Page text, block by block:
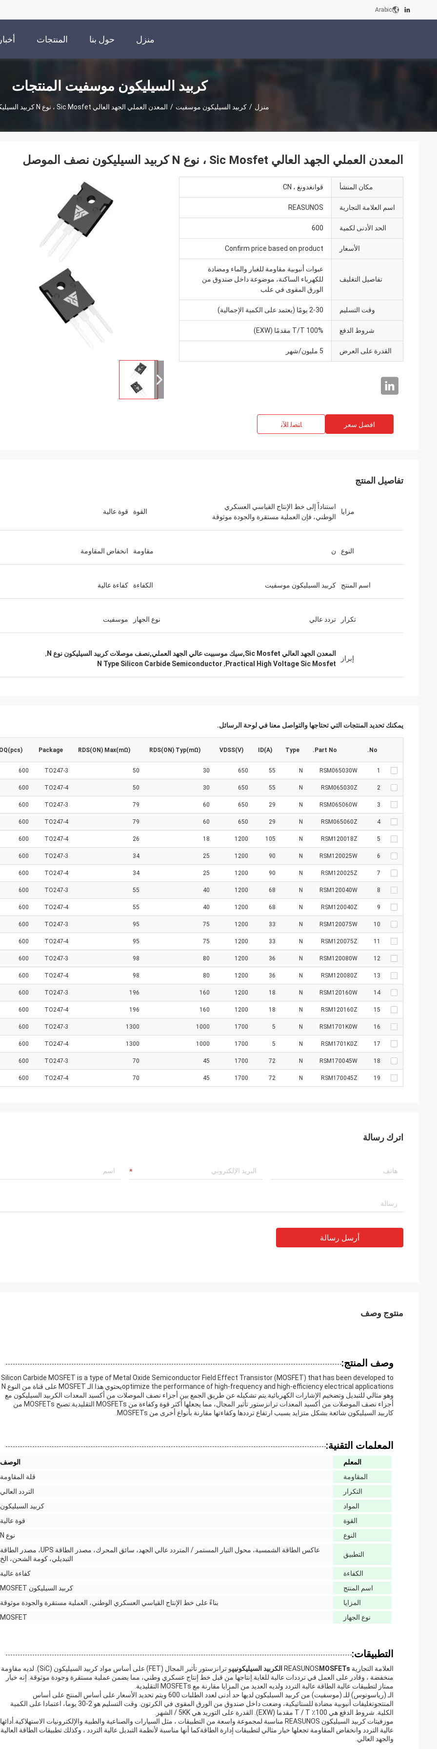
Arabic
منزل حول بنا المنتجات
كربيد السيليكون موسفيت المنتجات
منزل / كربيد السيليكون موسفيت / المعدن العملي الجهد العالي Sic Mosfet ، نوع N كربيد السيليكون نصف الموصل
المعدن العملي الجهد العالي Sic Mosfet ، نوع N كربيد السيليكون نصف الموصل
مكان المنشأ قوانغدونغ ، CN
اسم العلامة التجارية REASUNOS
الحد الأدنى لكمية 600
الأسعار Confirm price based on product
تفاصيل التغليف
عبوات أنبوبية مقاومة للغبار والماء ومضادة
للكهرباء الساكنة، موضوعة داخل صندوق من
الورق المقوى في علب
وقت التسليم 2-30 يومًا (يعتمد على الكمية الإجمالية)
شروط الدفع 100% T/T مقدمًا (EXW)
القدرة على العرض 5 مليون/شهر
افضل سعر ﺎﺘﺼﻟ ﺍﻶﻧ
تفاصيل المنتج
مزايا
استناداً إلى خط الإنتاج القياسي العسكري
الوطني، فإن العملية مستقرة والجودة موثوقة
القوة قوة عالية
النوع ن مقاومة انخفاض المقاومة
اسم المنتج كربيد السيليكون موسفيت الكفاءة كفاءة عالية
تكرار تردد عالي نوع الجهاز موسفيت
إبراز
المعدن الجهد العالي Sic Mosfet,سيك موسبيت عالي الجهد العملي,نصف موصلات كربيد السيليكون نوع N
,
Practical High Voltage Sic Mosfet
,
N Type Silicon Carbide Semiconductor
يمكنك تحديد المنتجات التي تحتاجها والتواصل معنا في لوحة الرسائل.
No.
Part No.
Type
ID(A)
VDSS(V)
RDS(ON) Typ(mΩ)
RDS(ON) Max(mΩ)
Package
1
RSM065030W
N
55
650
30
50
TO247-3
600
2
RSM065030Z
N
55
650
30
50
TO247-4
600
3
RSM065060W
N
29
650
60
79
TO247-3
600
4
RSM065060Z
N
29
650
60
79
TO247-4
600
5
RSM120018Z
N
105
1200
18
26
TO247-4
600
6
RSM120025W
N
90
1200
25
34
TO247-3
600
7
RSM120025Z
N
90
1200
25
34
TO247-4
600
8
RSM120040W
N
68
1200
40
55
TO247-3
600
9
RSM120040Z
N
68
1200
40
55
TO247-4
600
10
RSM120075W
N
33
1200
75
95
TO247-3
600
11
RSM120075Z
N
33
1200
75
95
TO247-4
600
12
RSM120080W
N
36
1200
80
98
TO247-3
600
13
RSM120080Z
N
36
1200
80
98
TO247-4
600
14
RSM120160W
N
18
1200
160
196
TO247-3
600
15
RSM120160Z
N
18
1200
160
196
TO247-4
600
16
RSM1701K0W
N
5
1700
1000
1300
TO247-3
600
17
RSM1701K0Z
N
5
1700
1000
1300
TO247-4
600
18
RSM170045W
N
72
1700
45
70
TO247-3
600
19
RSM170045Z
N
72
1700
45
70
TO247-4
600
اترك رسالة
أرسل رسالة
منتوج وصف
وصف المنتج:
Silicon Carbide MOSFET is a type of Metal Oxide Semiconductor Field Effect Transistor (MOSFET) that has been developed to
optimize the performance of high-frequency and high-efficiency electrical applicationsيحتوي هذا الـ MOSFET على قناة من النوع N
وهو مثالي للتبديل وتضخيم الإشارات الكهربائية.يتم تشكيله عن طريق الجمع بين أجزاء نصف الموصلات من أكسيد المعدات الكربيد السيليكون مع
أجزاء نصف الموصلات من أكسيد المعدات ترانزستور تأثير المجال، مما يجعلها أكثر قوة وكفاءة من MOSFETs التقليدية.تصبح MOSFETs من
كاربيد السيليكون شائعة بشكل متزايد بسبب ارتفاع ترددها وكفاءتها مقارنة بأنواع أخرى من MOSFETs.
المعلمات التقنية:
المعلم
الوصف
المقاومة
قلة المقاومة
التكرار
التردد العالي
المواد
كربيد السيليكون
القوة
قوة عالية
النوع
نوع N
التطبيق
عاكس الطاقة الشمسية، محول التيار المستمر / المتردد عالي الجهد، سائق المحرك، مصدر الطاقة UPS، مصدر الطاقة
التبديلي، كومة الشحن، الخ
الكفاءة
كفاءة عالية
اسم المنتج
كربيد السيليكون MOSFET
المزايا
بناءً على خط الإنتاج القياسي العسكري الوطني، العملية مستقرة والجودة موثوقة
نوع الجهاز
MOSFET
التطبيقات:
العلامة التجارية REASUNOS MOSFETs الكربيد السيليكوني
هو ترانزستور تأثير المجال (FET) على أساس مواد كربيد السيليكون (SiC). لديه مقاومة
منخفضة ، وقادر على العمل في ترددات عالية للغاية.إنتاجها من قبل خط إنتاج عسكري وطني، مما يضمن عملية مستقرة وجودة موثوقة. إنه خيار
ممتاز لتطبيقات عالية الطاقة عالية التردد ولديه العديد من المزايا مقارنة مع MOSFETs التقليدية.
الـ (رياسونوس) للـ (موسفيت) من كربيد السيليكون لديها حد أدنى لعدد الطلبات 600 ويتم تحديد الأسعار على أساس المنتج على أساس
المنتجوتغليفات أنبوبية مضادة للستاتيكية، وضعت داخل صندوق من الورق المقوى في الكرتون. وقت التسليم هو 2-30 يوما، اعتمادا على الكمية
الكلية. شروط الدفع هي 100٪ T / T مقدما (EXW). القدرة على التوريد هي 5KK / الشهر.
موزفيتات كربيد السيليكون REASUNOS مناسبة لمجموعة واسعة من التطبيقات ، مثل السيارات والصناعية والطبية والإلكترونيات الاستهلاكية.أدائها
عالية التردد وانخفاض المقاومة تجعلها خيار مثالي لتطبيقات إدارة الطاقةكما أنها مناسبة لأنظمة التبديل عالية التردد ، وكذلك تطبيقات الطاقة العالية
والجهد العالي.